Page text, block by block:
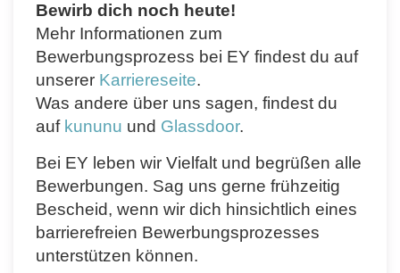
Bewirb dich noch heute!
Mehr Informationen zum
Bewerbungsprozess bei EY findest du auf
unserer Karriereseite.
Was andere über uns sagen, findest du
auf kununu und Glassdoor.
Bei EY leben wir Vielfalt und begrüßen alle
Bewerbungen. Sag uns gerne frühzeitig
Bescheid, wenn wir dich hinsichtlich eines
barrierefreien Bewerbungsprozesses
unterstützen können.